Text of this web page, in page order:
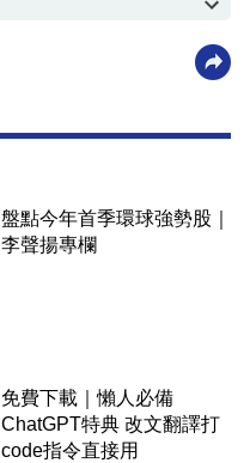
盤點今年首季環球強勢股｜
李聲揚專欄
免費下載｜懶人必備
ChatGPT特典 改文翻譯打
code指令直接用